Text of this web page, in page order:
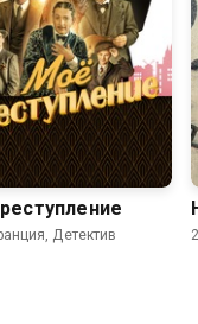
6.5
Детектив